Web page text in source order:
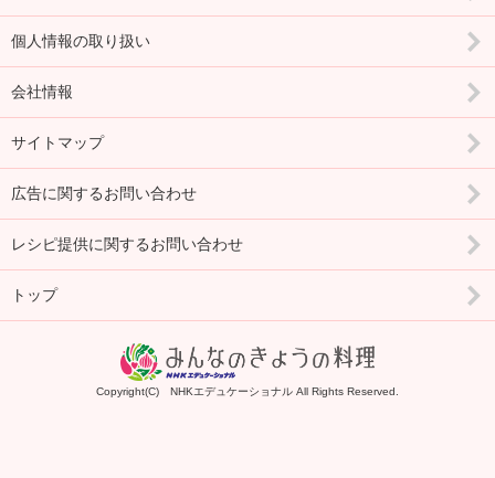
個人情報の取り扱い
会社情報
サイトマップ
広告に関するお問い合わせ
レシピ提供に関するお問い合わせ
トップ
Copyright(C) NHKエデュケーショナル All Rights Reserved.